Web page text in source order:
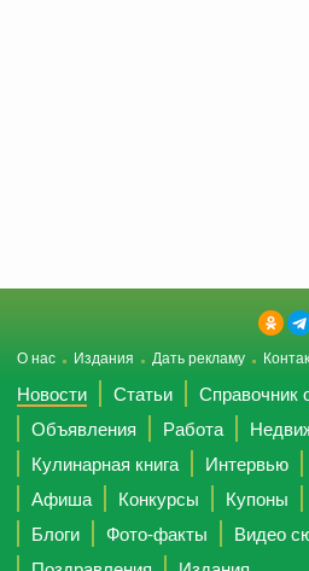
О нас Издания Дать рекламу
Новости Статьи
Справочник
Объявления
Работа
Кулинарная книга
Интервью
Афиша
Конкурсы Купоны
Блоги
Фото-факты
Видео